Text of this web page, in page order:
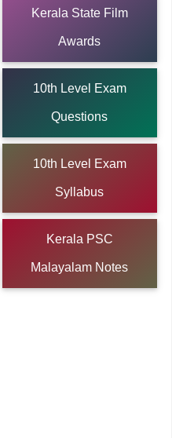
Kerala State Film
Awards
10th Level Exam
Questions
10th Level Exam
Syllabus
Kerala PSC
Malayalam Notes